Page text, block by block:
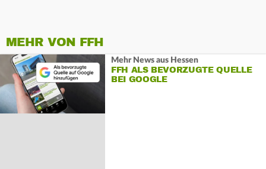
MEHR VON FFH
Mehr News aus Hessen
FFH ALS BEVORZUGTE QUELLE
BEI GOOGLE